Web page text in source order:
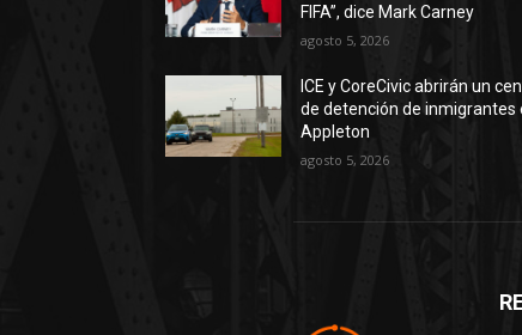
FIFA”, dice Mark Carney
agosto 5, 2026
ICE y CoreCivic abrirán un
de detención de inmigrantes
Appleton
agosto 5, 2026